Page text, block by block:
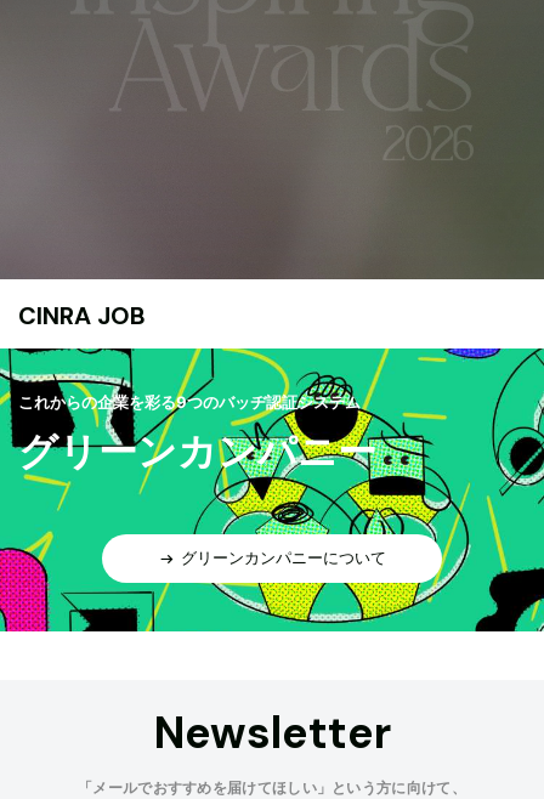
CINRA JOB
これからの企業を彩る9つのバッヂ認証システム
グリーンカンパニー
グリーンカンパニーについて
Newsletter
「メールでおすすめを届けてほしい」という方に向けて、